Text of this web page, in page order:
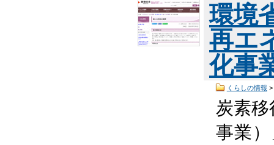
環境
再エ
化事
くらしの情報 >
炭素
事業